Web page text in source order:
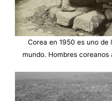
Corea en 1950 es uno de
mundo. Hombres